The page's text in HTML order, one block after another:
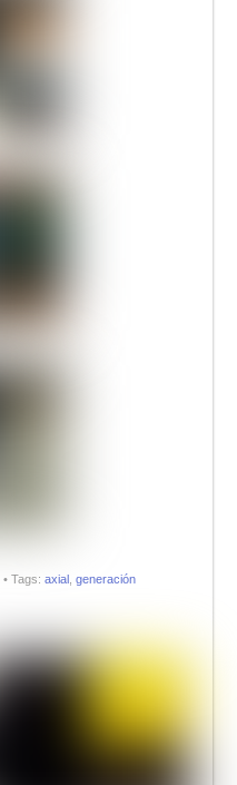
• Tags: axial
generación